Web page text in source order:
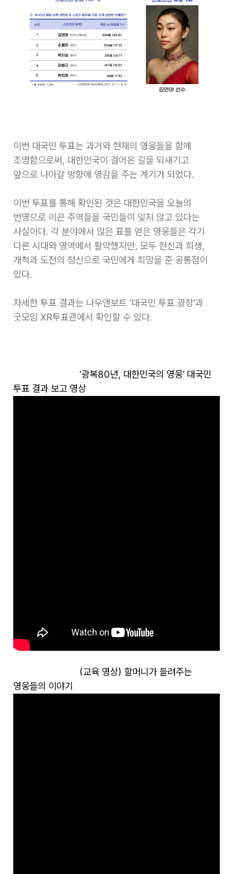
이번 대국민 투표는 과거와 현재의 영웅들을 함께
조명함으로써, 대한민국이 걸어온 길을 되새기고
앞으로 나아갈 방향에 영감을 주는 계기가 되었다.
이번 투표를 통해 확인된 것은 대한민국을 오늘의
번영으로 이끈 주역들을 국민들이 잊지 않고 있다는
사실이다. 각 분야에서 많은 표를 얻은 영웅들은 각기
다른 시대와 영역에서 활약했지만, 모두 헌신과 희생,
개척과 도전의 정신으로 국민에게 희망을 준 공통점이
있다.
자세한 투표 결과는 나우앤보트 ‘대국민 투표 광장’과
굿모임 XR투표관에서 확인할 수 있다.
‘광복80년, 대한민국의 영웅’ 대국민
투표 결과 보고 영상
(교육 영상) 할머니가 들려주는
영웅들의 이야기